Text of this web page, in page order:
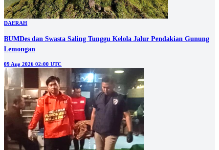
DAERAH
BUMDes dan Swasta Saling Tunggu Kelola Jalur Pendakian Gunung
Lemongan
09 Aug 2026 02:00 UTC